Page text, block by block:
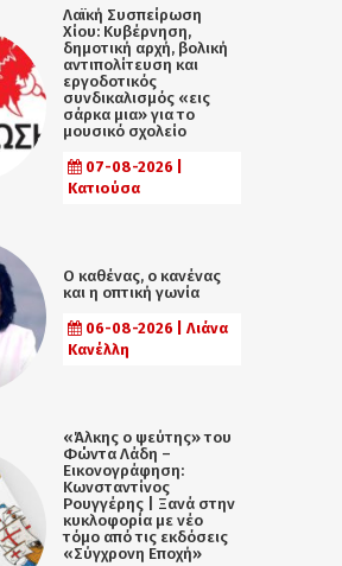
Λαϊκή Συσπείρωση
Χίου: Κυβέρνηση,
δημοτική αρχή, βολική
αντιπολίτευση και
εργοδοτικός
συνδικαλισμός «εις
σάρκα μια» για το
μουσικό σχολείο
07-08-2026 |
Κατιούσα
Ο καθένας, ο κανένας
και η οπτική γωνία
06-08-2026 | Λιάνα
Κανέλλη
«Άλκης ο ψεύτης» του
Φώντα Λάδη –
Εικονογράφηση:
Κωνσταντίνος
Ρουγγέρης | Ξανά στην
κυκλοφορία με νέο
τόμο από τις εκδόσεις
«Σύγχρονη Εποχή»